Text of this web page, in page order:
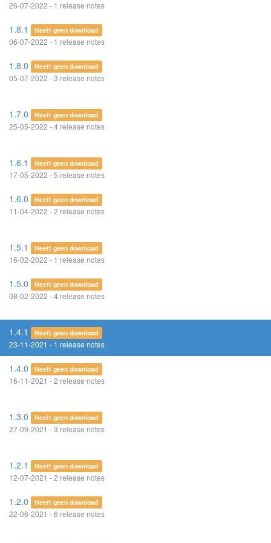
26-07-2022 - 1 release notes
1.8.1 Heeft geen download
06-07-2022 - 1 release notes
1.8.0 Heeft geen download
05-07-2022 - 3 release notes
1.7.0 Heeft geen download
25-05-2022 - 4 release notes
1.6.1 Heeft geen download
17-05-2022 - 5 release notes
1.6.0 Heeft geen download
11-04-2022 - 2 release notes
1.5.1 Heeft geen download
16-02-2022 - 1 release notes
1.5.0 Heeft geen download
08-02-2022 - 4 release notes
1.4.1 Heeft geen download
23-11-2021 - 1 release notes
1.4.0 Heeft geen download
16-11-2021 - 2 release notes
1.3.0 Heeft geen download
27-09-2021 - 3 release notes
1.2.1 Heeft geen download
12-07-2021 - 2 release notes
1.2.0 Heeft geen download
22-06-2021 - 6 release notes